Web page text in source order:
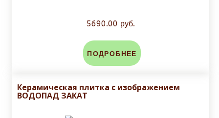
5690.00 руб.
ПОДРОБНЕЕ
Керамическая плитка с изображением
ВОДОПАД ЗАКАТ